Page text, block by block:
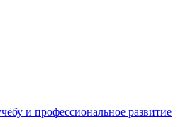
и профессиональное развитие